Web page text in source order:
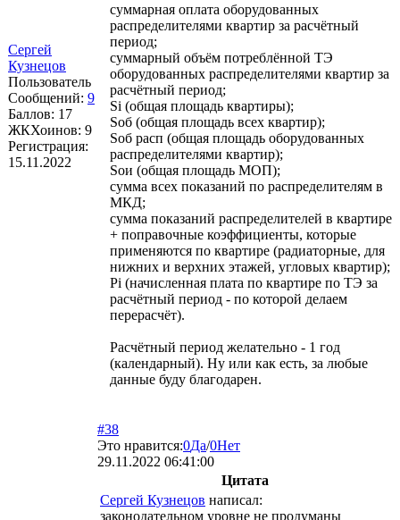
Сергей
Кузнецов
Пользователь
Сообщений: 9
Баллов: 17
ЖКХоинов: 9
Регистрация:
15.11.2022
суммарная оплата оборудованных
распределителями квартир за расчётный
период;
суммарный объём потреблённой ТЭ
оборудованных распределителями квартир за
расчётный период;
Si (общая площадь квартиры);
Sоб (общая площадь всех квартир);
Sоб расп (общая площадь оборудованных
распределителями квартир);
Sои (общая площадь МОП);
сумма всех показаний по распределителям в
МКД;
сумма показаний распределителей в квартире
+ поправочные коэффициенты, которые
применяются по квартире (радиаторные, для
нижних и верхних этажей, угловых квартир);
Pi (начисленная плата по квартире по ТЭ за
расчётный период - по которой делаем
перерасчёт).
Расчётный период желательно - 1 год
(календарный). Ну или как есть, за любые
данные буду благодарен.
#38
Это нравится:0Да/0Нет
29.11.2022 06:41:00
Цитата
Сергей Кузнецов написал:
законодательном уровне не продуманы